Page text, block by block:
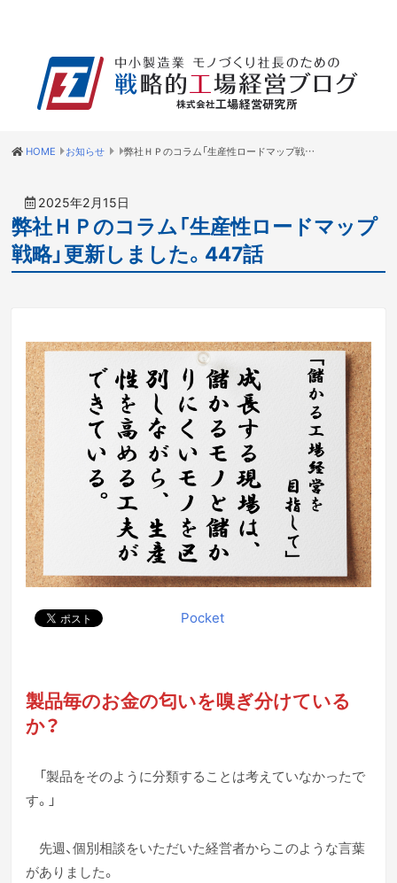
HOME お知らせ 弊社ＨＰのコラム「生産性ロードマップ戦略」更新しました。447話
2025年2月15日
弊社ＨＰのコラム「生産性ロードマップ
戦略」更新しました。447話
Pocket
製品毎のお金の匂いを嗅ぎ分けている
か？
「製品をそのように分類することは考えていなかったで
す。」
先週、個別相談をいただいた経営者からこのような言葉
がありました。